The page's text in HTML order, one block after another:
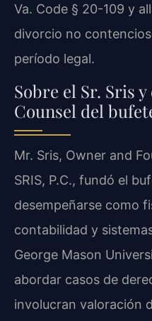
Va. Code § 20-109 y
divorcio no
período legal.
Sobre el Sr. Sris
Counsel del
Mr. Sris, Owner and
SRIS, P.C., fundó el
desempeñarse como
contabilidad y
George Mason
abordar casos de
involucran valoración